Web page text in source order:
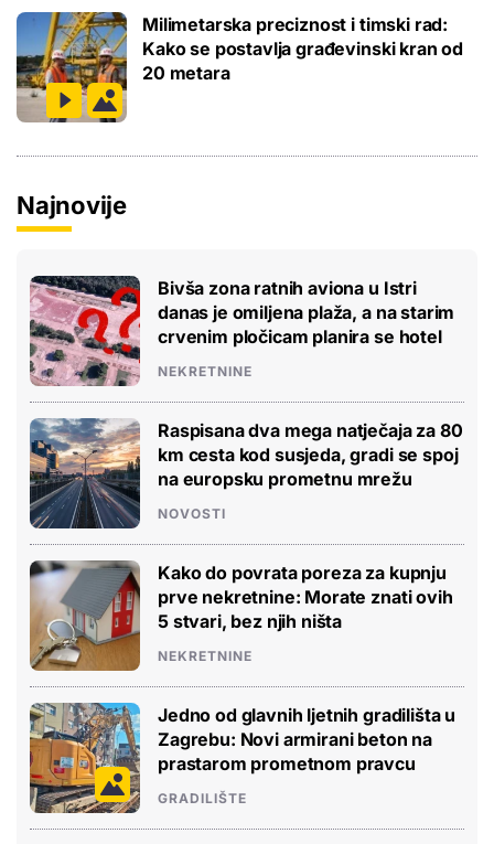
Milimetarska preciznost i timski rad:
Kako se postavlja građevinski kran od
20 metara
Najnovije
Bivša zona ratnih aviona u Istri
danas je omiljena plaža, a na starim
crvenim pločicam planira se hotel
NEKRETNINE
Raspisana dva mega natječaja za 80
km cesta kod susjeda, gradi se spoj
na europsku prometnu mrežu
NOVOSTI
Kako do povrata poreza za kupnju
prve nekretnine: Morate znati ovih
5 stvari, bez njih ništa
NEKRETNINE
Jedno od glavnih ljetnih gradilišta u
Zagrebu: Novi armirani beton na
prastarom prometnom pravcu
GRADILIŠTE